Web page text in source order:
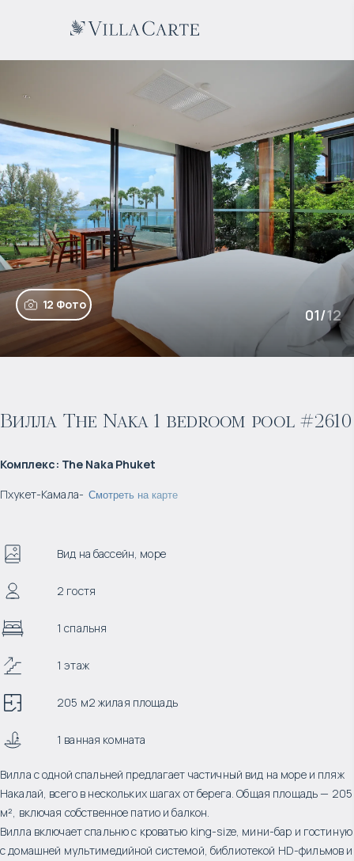
12 Фото
01/12
Вилла The Naka 1 bedroom pool #2610
Комплекс: The Naka Phuket
Пхукет-Камала- Смотреть на карте
Вид на бассейн, море
2 гостя
1 спальня
1 этаж
205 м2 жилая площадь
1 ванная комната
Вилла с одной спальней предлагает частичный вид на море и пляж
Накалай, всего в нескольких шагах от берега. Общая площадь — 205
м², включая собственное патио и балкон.
Вилла включает спальню с кроватью king-size, мини-бар и гостиную
с домашней мультимедийной системой, библиотекой HD-фильмов и